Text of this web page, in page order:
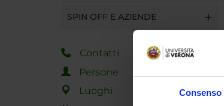
Consenso
SPIN OFF E AZIENDE
Contatti
Persone
Luoghi